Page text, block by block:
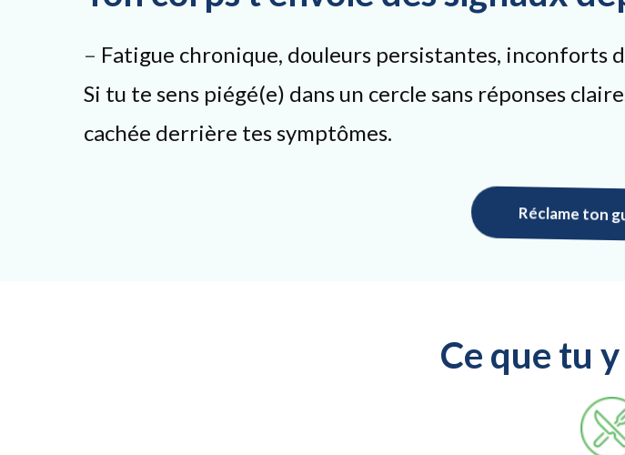
– Fatigue chronique, douleurs persistantes, inconforts
Si tu te sens piégé(e) dans un cercle sans réponses
cachée derrière tes symptômes.
Réclame ton
Ce que tu